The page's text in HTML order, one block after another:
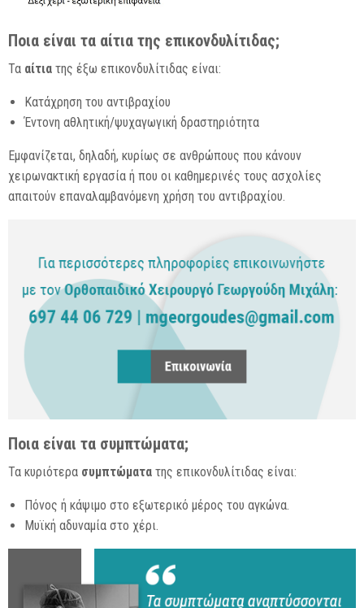
Ποια είναι τα αίτια της επικονδυλίτιδας;
Τα αίτια της έξω επικονδυλίτιδας είναι:
Κατάχρηση του αντιβραχίου
Έντονη αθλητική/ψυχαγωγική δραστηριότητα
Εμφανίζεται, δηλαδή, κυρίως σε ανθρώπους που κάνουν
χειρωνακτική εργασία ή που οι καθημερινές τους ασχολίες
απαιτούν επαναλαμβανόμενη χρήση του αντιβραχίου.
Ποια είναι τα συμπτώματα;
Τα κυριότερα συμπτώματα της επικονδυλίτιδας είναι:
Πόνος ή κάψιμο στο εξωτερικό μέρος του αγκώνα.
Μυϊκή αδυναμία στο χέρι.